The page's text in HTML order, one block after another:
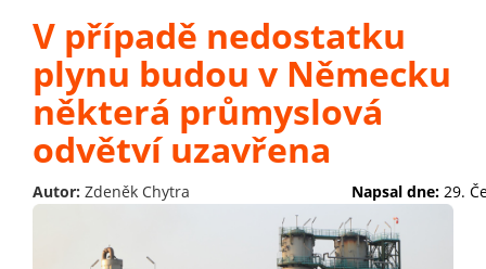
V případě nedostatku
plynu budou v Německu
některá průmyslová
odvětví uzavřena
Autor: Zdeněk Chytra Napsal dne: 29.